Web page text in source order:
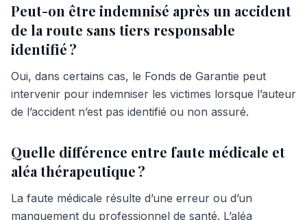
Peut-on être indemnisé après un accident
de la route sans tiers responsable
identifié ?
Oui, dans certains cas, le Fonds de Garantie peut
intervenir pour indemniser les victimes lorsque l’auteur
de l’accident n’est pas identifié ou non assuré.
Quelle différence entre faute médicale et
aléa thérapeutique ?
La faute médicale résulte d’une erreur ou d’un
manquement du professionnel de santé. L’aléa